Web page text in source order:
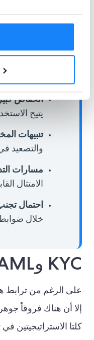
انخفاض
يتيح
تنبيهات
والتصعيد
مسارات
الامتثال
احتمال
خلال ضوابط
KYC وAML: ما الفرق؟
على الرغم من ترابط
إلا أن هناك فروقاً
كلتا